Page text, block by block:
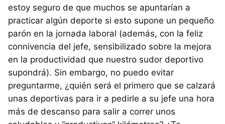
estoy seguro de que muchos se apuntarían a
practicar algún deporte si esto supone un pequeño
parón en la jornada laboral (además, con la feliz
connivencia del jefe, sensibilizado sobre la mejora
en la productividad que nuestro sudor deportivo
supondrá). Sin embargo, no puedo evitar
preguntarme, ¿quién será el primero que se calzará
unas deportivas para ir a pedirle a su jefe una hora
más de descanso para salir a correr unos